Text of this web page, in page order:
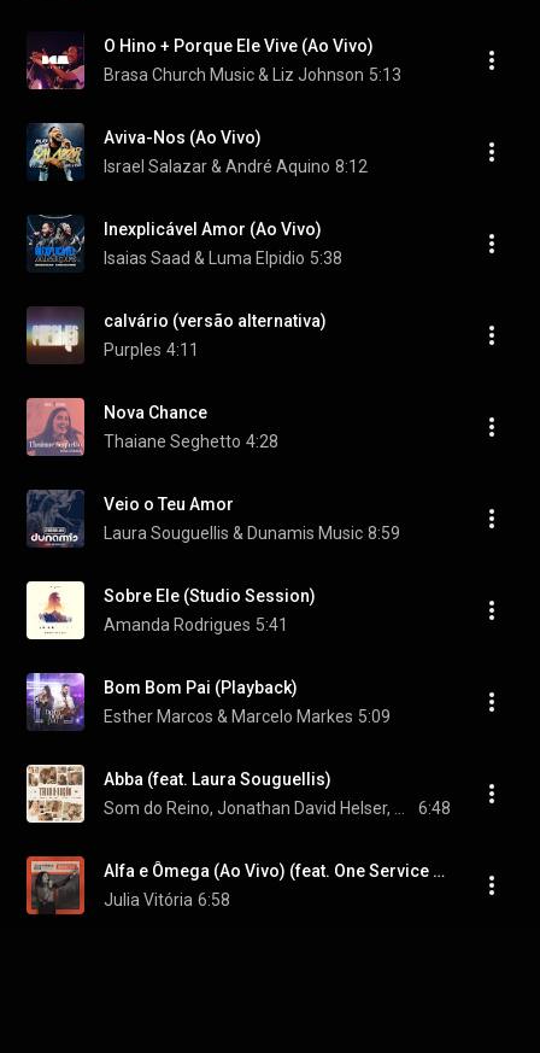
O Hino + Porque Ele Vive (Ao Vivo)
Brasa Church Music & Liz Johnson 5:13
Aviva-Nos (Ao Vivo)
Israel Salazar & André Aquino 8:12
Inexplicável Amor (Ao Vivo)
Isaias Saad & Luma Elpidio 5:38
calvário (versão alternativa)
Purples 4:11
Nova Chance
Thaiane Seghetto 4:28
Veio o Teu Amor
Laura Souguellis & Dunamis Music 8:59
Sobre Ele (Studio Session)
Amanda Rodrigues 5:41
Bom Bom Pai (Playback)
Esther Marcos & Marcelo Markes 5:09
Abba (feat. Laura Souguellis)
6:48
Alfa e Ômega (Ao Vivo) (feat. One Service Project)
Julia Vitória 6:58